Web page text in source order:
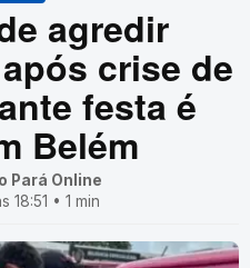
agredir
crise de
festa é
Belém
Pará Online
18:51 • 1 min